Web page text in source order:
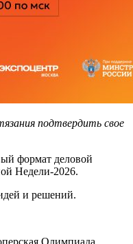
подтвердить свое
формат деловой
Недели-2026.
и решений.
Олимпиада